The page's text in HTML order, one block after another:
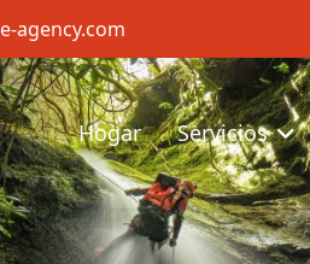
agency.com
Hogar Servicios